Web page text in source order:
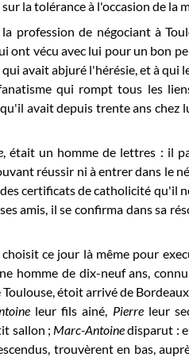
la tolérance à l'occasion de la
profession de négociant à
ont vécu avec lui pour un bon
avait abjuré l'hérésie, et à qui
qui rompt tous les
avait depuis trente ans chez
, était un homme de lettres : il
réussir ni à entrer dans le
certificats de catholicité qu'il
amis, il se confirma dans sa
ce jour là même pour
homme de dix-neuf ans,
étoit arrivé de
leur fils ainé, Pierreleur
sallon ; Marc-Antoinedisparut :
trouvèrent en bas,